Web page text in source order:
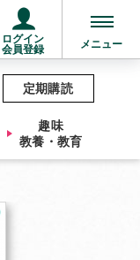
ログイン
会員登録
メニュー
趣味
教養・教育
定期購読